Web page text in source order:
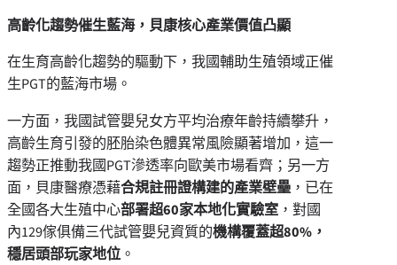
高齡化趨勢催生藍海，貝康核心產業價值凸顯
在生育高齡化趨勢的驅動下，我國輔助生殖領域正催
生PGT的藍海市場。
一方面，我國試管嬰兒女方平均治療年齡持續攀升，
高齡生育引發的胚胎染色體異常風險顯著增加，這一
趨勢正推動我國PGT滲透率向歐美市場看齊；另一方
面，貝康醫療憑藉合規註冊證構建的產業壁壘 ，已在
全國各大生殖中心部署超60家本地化實驗室 ，對國
內129傢俱備三代試管嬰兒資質的機構覆蓋超80% ，
穩居頭部玩家地位 。